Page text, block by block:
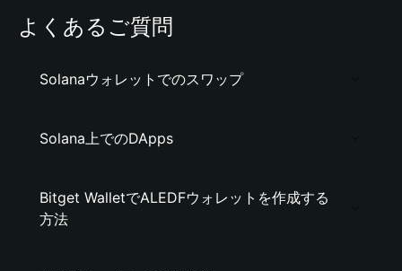
よくあるご質問
Solanaウォレットでのスワップ
Solana上でのDApps
Bitget WalletでALEDFウォレットを作成する
方法